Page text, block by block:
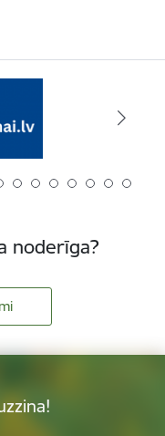
noderīga?